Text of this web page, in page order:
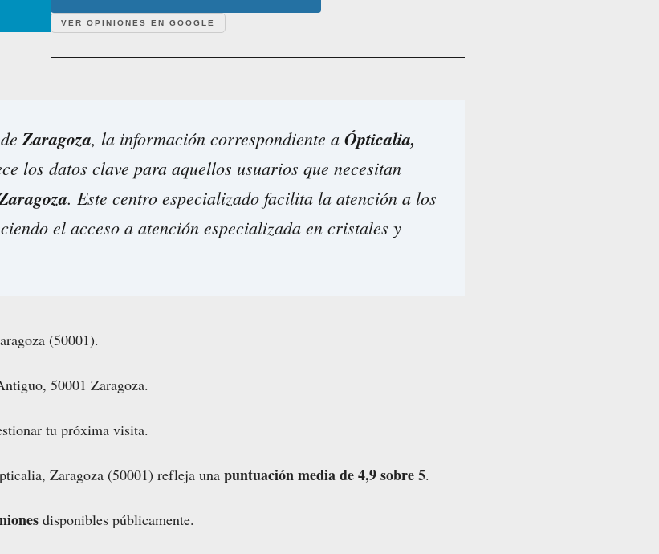
VER OPINIONES EN GOOGLE
Zaragoza, la información correspondiente a Ópticalia,
los datos clave para aquellos usuarios que necesitan
. Este centro especializado facilita la atención a los
el acceso a atención especializada en cristales y
(50001).
50001 Zaragoza.
tu próxima visita.
Zaragoza (50001) refleja una puntuación media de 4,9 sobre 5.
disponibles públicamente.